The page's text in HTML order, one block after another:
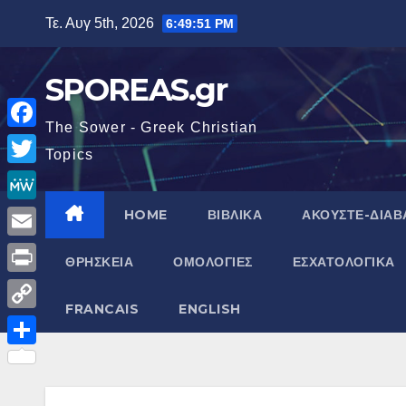
περιεχόμενο
Τε. Αυγ 5th, 2026 6:49:52 PM
SPOREAS.gr
The Sower - Greek Christian
Topics
HOME ΒΙΒΛΙΚΑ ΑΚΟΥΣΤΕ-
ΘΡΗΣΚΕΙΑ ΟΜΟΛΟΓΙΕΣ ΕΣΧΑΤΟΛΟΓΙΚΑ
FRANCAIS ENGLISH
F
a
c
e
b
o
o
k
T
w
i
e
r
M
e
W
e
E
m
a
l
P
r
i
C
o
Μ